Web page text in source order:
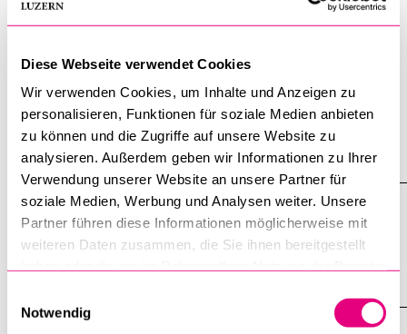
Diese Webseite verwendet Cookies
Wir verwenden Cookies, um Inhalte und Anzeigen zu
personalisieren, Funktionen für soziale Medien anbieten
zu können und die Zugriffe auf unsere Website zu
analysieren. Außerdem geben wir Informationen zu Ihrer
Verwendung unserer Website an unsere Partner für
soziale Medien, Werbung und Analysen weiter. Unsere
Partner führen diese Informationen möglicherweise mit
weiteren Daten zusammen, die Sie ihnen bereitgestellt
Notwendig
Frohburgstrasse 3
lucernaiuris@unilu.ch
VERANSTALTUNGEN
Law and the Humanities World
1. – 2. September 2026